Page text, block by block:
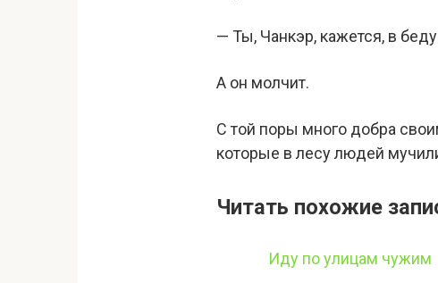
— Ты, Чанкэр, кажется, в
А он молчит.
С той поры много добра
которые в лесу людей
Читать похожие
Иду по улицам чужим